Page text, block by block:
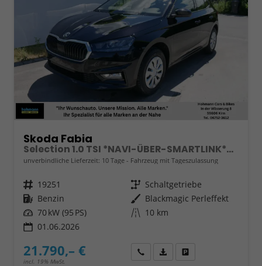
Skoda Fabia
Selection 1.0 TSI *NAVI-ÜBER-SMARTLINK*PDC-HI*LED*SHZ*KLIMA*RADIO
unverbindliche Lieferzeit: 10 Tage Fahrzeug mit Tageszulassung
Fahrzeugnr. 19251 Getriebe Schaltgetriebe
Kraftstoff Benzin Außenfarbe Blackmagic Perleffekt
Leistung 70 kW (95 PS) Kilometerstand 10 km
01.06.2026
21.790,– €
incl. 19% MwSt.
Wir rufen Sie anFahrzeugexposé (PDF)